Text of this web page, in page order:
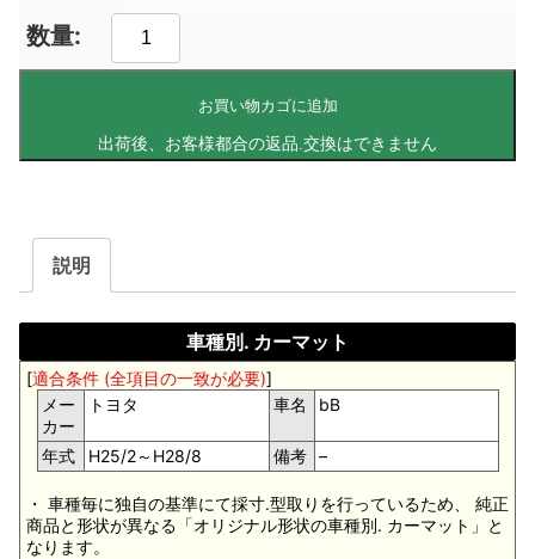
お買い物カゴに追加
説明
車種別. カーマット
[適合条件 (全項目の一致が必要)]
メー
カー
トヨタ 車名 bB
年式 H25/2～H28/8 備考 –
・ 車種毎に独自の基準にて採寸.型取りを行っているため、 純正
商品と形状が異なる「オリジナル形状の車種別. カーマット」と
なります。